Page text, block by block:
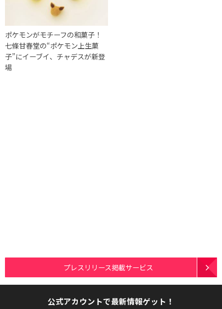
ポケモンがモチーフの和菓子！
七條甘春堂の“ポケモン上生菓
子”にイーブイ、チャデスが新登
場
プレスリリース掲載サービス
公式アカウントで最新情報ゲット！